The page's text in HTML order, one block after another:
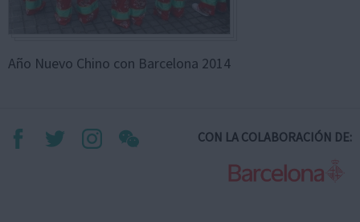
Año Nuevo Chino con Barcelona 2014
CON LA COLABORACIÓN DE: